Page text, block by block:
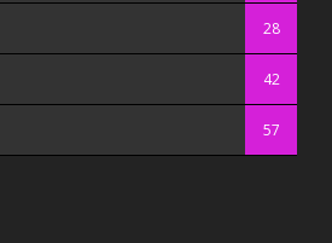
28
42
57